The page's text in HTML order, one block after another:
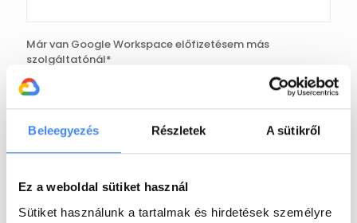
Beleegyezés Részletek A sütikről
Ez a weboldal sütiket használ
Sütiket használunk a tartalmak és hirdetések személyre
Már van Google Workspace előfizetésem más
szolgáltatónál*
Felhasználók száma*
1
2-5 6-10 11-20
21-50
Google Workspace*
Business Plus